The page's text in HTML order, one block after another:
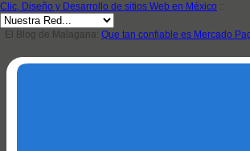
Clic, Diseño y Desarrollo de sitios Web en México ::
El Blog de Malagana: Que tan confiable es Mercado